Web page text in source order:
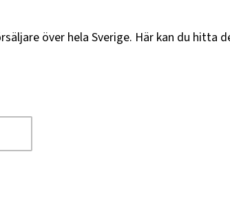
över hela Sverige. Här kan du hitta